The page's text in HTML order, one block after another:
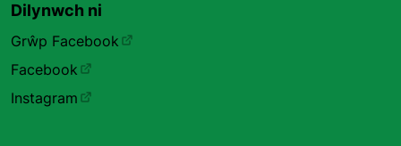
Dilynwch ni
Grŵp Facebook
Facebook
Instagram